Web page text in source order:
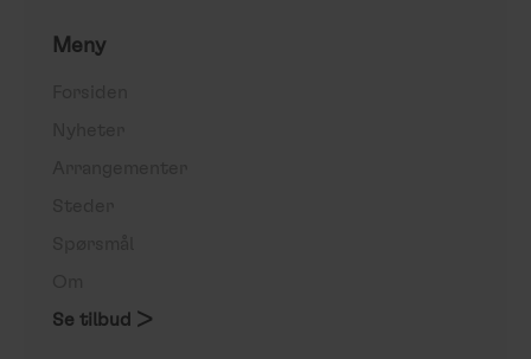
Meny
Se tilbud >